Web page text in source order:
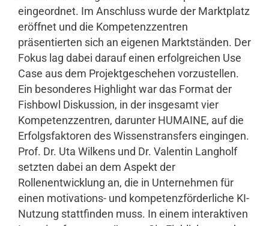
eingeordnet. Im Anschluss wurde der Marktplatz
eröffnet und die Kompetenzzentren
präsentierten sich an eigenen Marktständen. Der
Fokus lag dabei darauf einen erfolgreichen Use
Case aus dem Projektgeschehen vorzustellen.
Ein besonderes Highlight war das Format der
Fishbowl Diskussion, in der insgesamt vier
Kompetenzzentren, darunter HUMAINE, auf die
Erfolgsfaktoren des Wissenstransfers eingingen.
Prof. Dr. Uta Wilkens und Dr. Valentin Langholf
setzten dabei an dem Aspekt der
Rollenentwicklung an, die in Unternehmen für
einen motivations- und kompetenzförderliche KI-
Nutzung stattfinden muss. In einem interaktiven